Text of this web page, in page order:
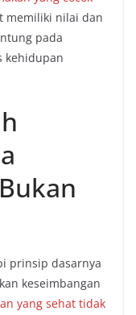
memiliki nilai dan
pada
kehidupan
prinsip dasarnya
keseimbangan
yang sehat tidak